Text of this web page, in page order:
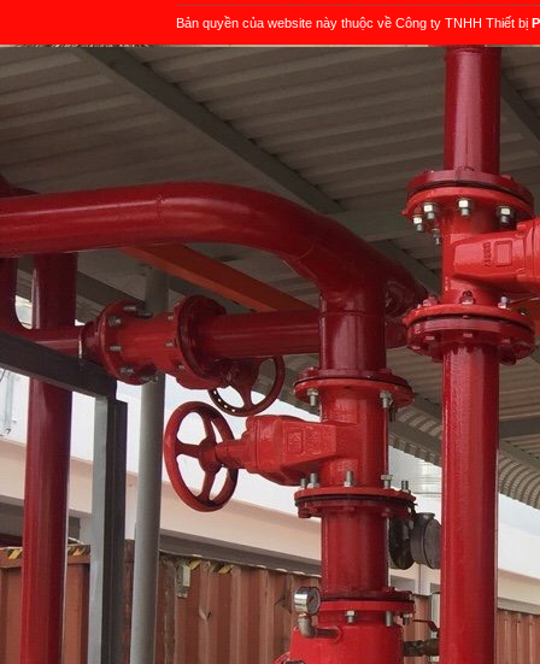
Bản quyền của website này thuộc về Công ty TNHH Thiết bị